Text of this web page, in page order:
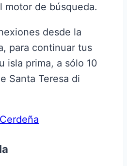
motor de búsqueda.
desde la
para continuar tus
isla prima, a sólo 10
Santa Teresa di